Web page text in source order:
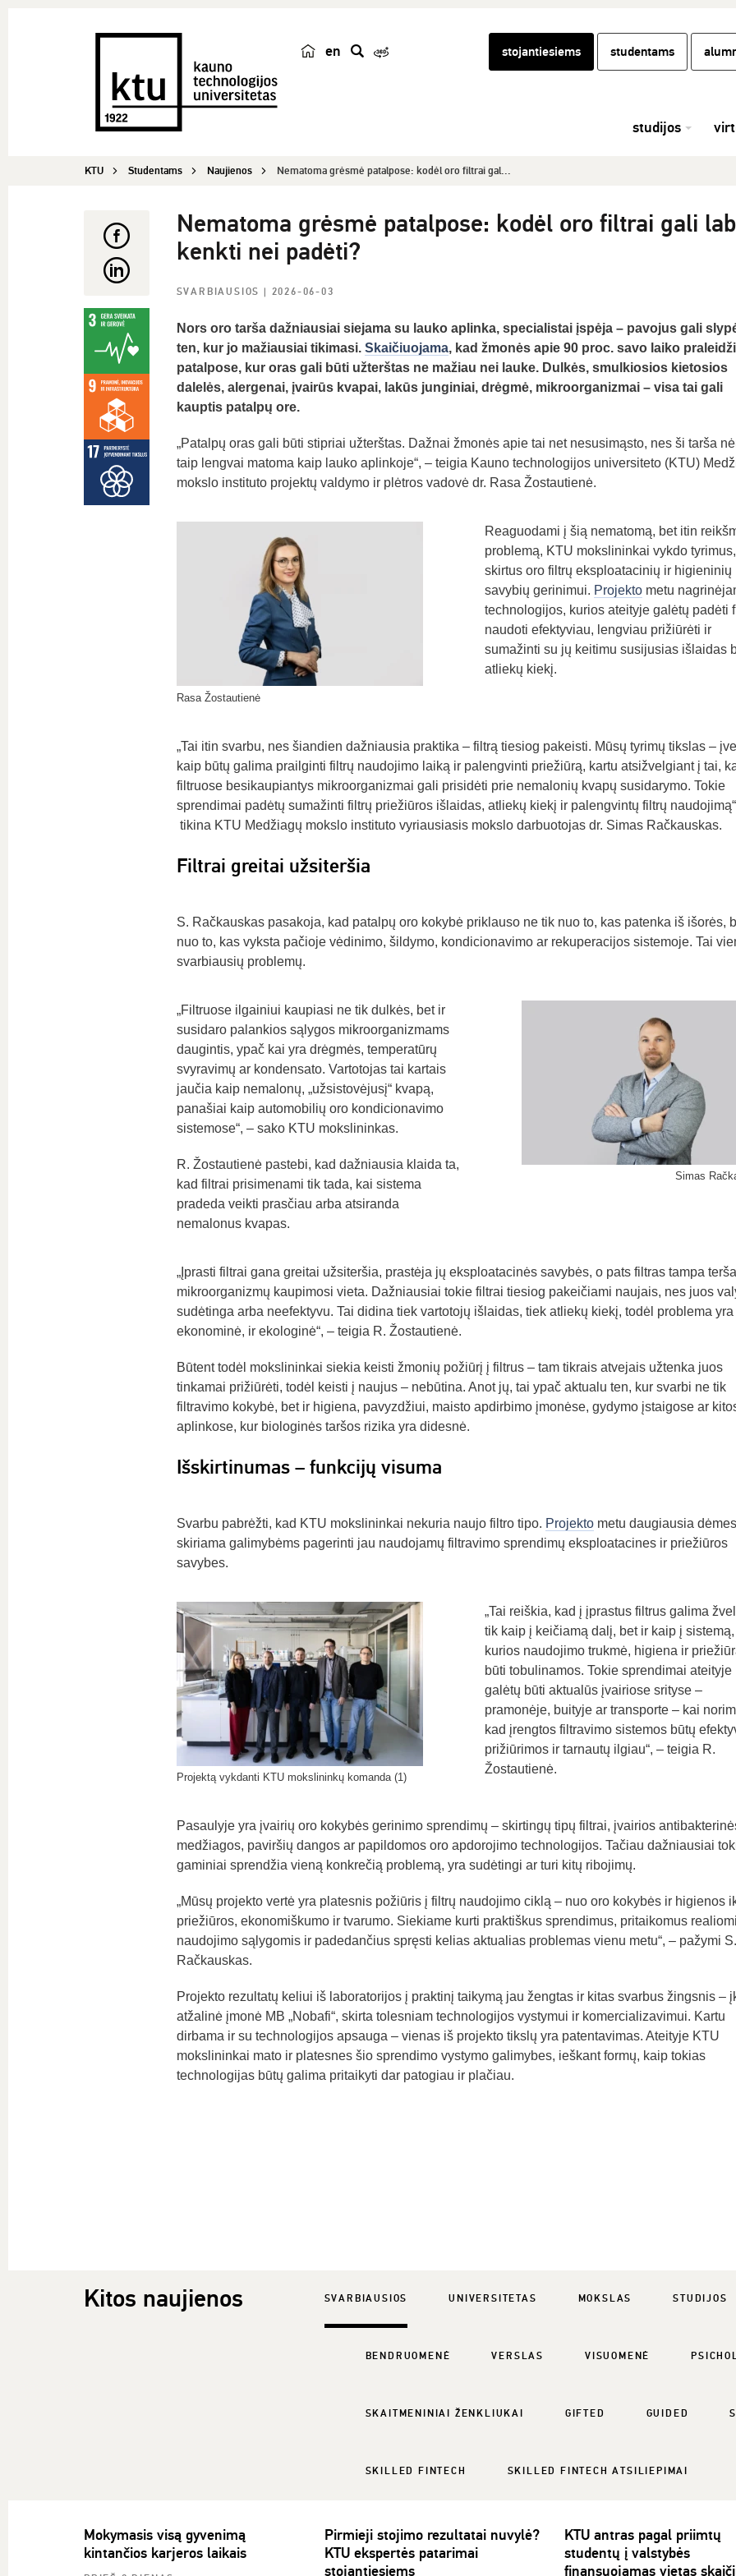
en
k
stojantiesiems studentams
studijos
KTU Studentams Naujienos Nematoma grėsmė patalpose: kodėl oro filtrai gal...
Nematoma grėsmė patalpose: kodėl oro filtrai gali
kenkti nei padėti?
SVARBIAUSIOS | 2026-06-03
Nors oro tarša dažniausiai siejama su lauko aplinka, specialistai įspėja – pavojus gali
ten, kur jo mažiausiai tikimasi. Skaičiuojama, kad žmonės apie 90 proc. savo laiko
patalpose, kur oras gali būti užterštas ne mažiau nei lauke. Dulkės, smulkiosios kietosios
dalelės, alergenai, įvairūs kvapai, lakūs junginiai, drėgmė, mikroorganizmai – visa tai gali
kauptis patalpų ore.
„Patalpų oras gali būti stipriai užterštas. Dažnai žmonės apie tai net nesusimąsto, nes ši tarša
taip lengvai matoma kaip lauko aplinkoje“, – teigia Kauno technologijos universiteto (KTU)
mokslo instituto projektų valdymo ir plėtros vadovė dr. Rasa Žostautienė.
Rasa Žostautienė
Reaguodami į šią nematomą, bet itin
problemą, KTU mokslininkai vykdo tyrimus,
skirtus oro filtrų eksploatacinių ir higieninių
savybių gerinimui. Projektometu
technologijos, kurios ateityje galėtų padėti
naudoti efektyviau, lengviau prižiūrėti ir
sumažinti su jų keitimu susijusias išlaidas
atliekų kiekį.
„Tai itin svarbu, nes šiandien dažniausia praktika – filtrą tiesiog pakeisti. Mūsų tyrimų tikslas –
kaip būtų galima prailginti filtrų naudojimo laiką ir palengvinti priežiūrą, kartu atsižvelgiant į tai,
filtruose besikaupiantys mikroorganizmai gali prisidėti prie nemalonių kvapų susidarymo. Tokie
sprendimai padėtų sumažinti filtrų priežiūros išlaidas, atliekų kiekį ir palengvintų filtrų
tikina KTU Medžiagų mokslo instituto vyriausiasis mokslo darbuotojas dr. Simas Račkauskas.
Filtrai greitai užsiteršia
S. Račkauskas pasakoja, kad patalpų oro kokybė priklauso ne tik nuo to, kas patenka iš išorės,
nuo to, kas vyksta pačioje vėdinimo, šildymo, kondicionavimo ar rekuperacijos sistemoje. Tai
svarbiausių problemų.
„Filtruose ilgainiui kaupiasi ne tik dulkės, bet ir
susidaro palankios sąlygos mikroorganizmams
daugintis, ypač kai yra drėgmės, temperatūrų
svyravimų ar kondensato. Vartotojas tai kartais
jaučia kaip nemalonų, „užsistovėjusį“ kvapą,
panašiai kaip automobilių oro kondicionavimo
sistemose“, – sako KTU mokslininkas.
R. Žostautienė pastebi, kad dažniausia klaida ta,
kad filtrai prisimenami tik tada, kai sistema
pradeda veikti prasčiau arba atsiranda
nemalonus kvapas.
Simas
„Įprasti filtrai gana greitai užsiteršia, prastėja jų eksploatacinės savybės, o pats filtras tampa
mikroorganizmų kaupimosi vieta. Dažniausiai tokie filtrai tiesiog pakeičiami naujais, nes juos
sudėtinga arba neefektyvu. Tai didina tiek vartotojų išlaidas, tiek atliekų kiekį, todėl problema yra
ekonominė, ir ekologinė“, – teigia R. Žostautienė.
Būtent todėl mokslininkai siekia keisti žmonių požiūrį į filtrus – tam tikrais atvejais užtenka juos
tinkamai prižiūrėti, todėl keisti į naujus – nebūtina. Anot jų, tai ypač aktualu ten, kur svarbi ne tik
filtravimo kokybė, bet ir higiena, pavyzdžiui, maisto apdirbimo įmonėse, gydymo įstaigose ar
aplinkose, kur biologinės taršos rizika yra didesnė.
Išskirtinumas – funkcijų visuma
Svarbu pabrėžti, kad KTU mokslininkai nekuria naujo filtro tipo. Projektometu daugiausia
skiriama galimybėms pagerinti jau naudojamų filtravimo sprendimų eksploatacines ir priežiūros
savybes.
Projektą vykdanti KTU mokslininkų komanda (1)
„Tai reiškia, kad į įprastus filtrus galima
tik kaip į keičiamą dalį, bet ir kaip į sistemą,
kurios naudojimo trukmė, higiena ir
būti tobulinamos. Tokie sprendimai ateityje
galėtų būti aktualūs įvairiose srityse –
pramonėje, buityje ar transporte – kai
kad įrengtos filtravimo sistemos būtų
prižiūrimos ir tarnautų ilgiau“, – teigia R.
Žostautienė.
Pasaulyje yra įvairių oro kokybės gerinimo sprendimų – skirtingų tipų filtrai, įvairios
medžiagos, paviršių dangos ar papildomos oro apdorojimo technologijos. Tačiau dažniausiai
gaminiai sprendžia vieną konkrečią problemą, yra sudėtingi ar turi kitų ribojimų.
„Mūsų projekto vertė yra platesnis požiūris į filtrų naudojimo ciklą – nuo oro kokybės ir higienos
priežiūros, ekonomiškumo ir tvarumo. Siekiame kurti praktiškus sprendimus, pritaikomus
naudojimo sąlygomis ir padedančius spręsti kelias aktualias problemas vienu metu“, – pažymi S.
Račkauskas.
Projekto rezultatų keliui iš laboratorijos į praktinį taikymą jau žengtas ir kitas svarbus žingsnis –
atžalinė įmonė MB „Nobafi“, skirta tolesniam technologijos vystymui ir komercializavimui. Kartu
dirbama ir su technologijos apsauga – vienas iš projekto tikslų yra patentavimas. Ateityje KTU
mokslininkai mato ir platesnes šio sprendimo vystymo galimybes, ieškant formų, kaip tokias
technologijas būtų galima pritaikyti dar patogiau ir plačiau.
Kitos naujienos SVARBIAUSIOS UNIVERSITETAS MOKSLAS STUDIJOS
BENDRUOMENĖ VERSLAS VISUOMENĖ
SKAITMENINIAI ŽENKLIUKAI GIFTED GUIDED
SKILLED FINTECH SKILLED FINTECH ATSILIEPIMAI
Mokymasis visą gyvenimą
kintančios karjeros laikais
Pirmieji stojimo rezultatai nuvylė?
KTU ekspertės patarimai
stojantiesiems
KTU antras pagal priimtų
studentų į valstybės
finansuojamas vietas